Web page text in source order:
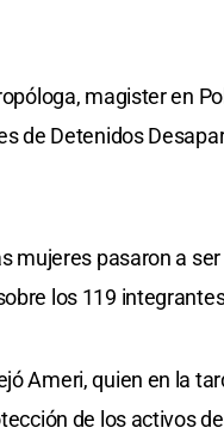
magister en
de Detenidos
mujeres pasaron a
los 119
Ameri, quien en la
de los activos